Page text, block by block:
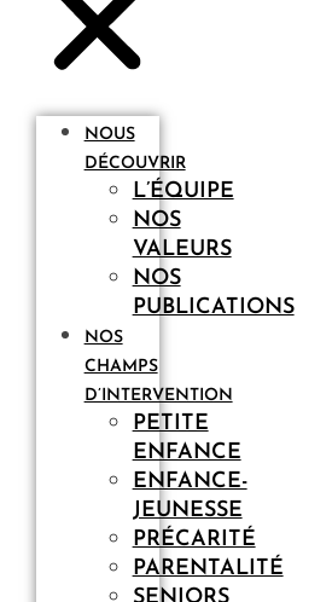
NOUS
DÉCOUVRIR
L’ÉQUIPE
NOS
VALEURS
NOS
PUBLICATIONS
NOS
CHAMPS
D’INTERVENTION
PETITE
ENFANCE
ENFANCE-
JEUNESSE
PRÉCARITÉ
PARENTALITÉ